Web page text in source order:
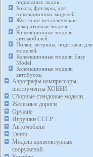
подводных лодок.
Боксы, футляры, для
коллекционных моделей
Жестяные металлические
декоративные модели.
Коллекционные модели
автомобилей.
Полки, витрины, подставки для
моделей.
Коллекционные модели Easy
Model.
Коллекционные модели
автобусов.
Аэрографы компрессоры,
инструменты ХОББИ.
Сборные стендовые модели.
Железные дороги
Оружие
Игрушки СССР
Автомобили
Танки
Модели архитектурных
сооружений.